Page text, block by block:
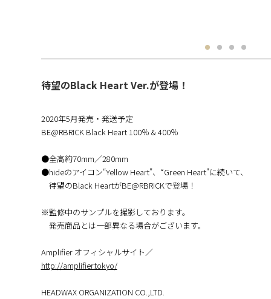
待望のBlack Heart Ver.が登場！
2020年5月発売・発送予定
BE@RBRICK Black Heart 100％ & 400％
●全高約70mm／280mm
●hideのアイコン“Yellow Heart"、“Green Heart"に続いて、
待望のBlack HeartがBE@RBRICKで登場！
※監修中のサンプルを撮影しております。
発売商品とは一部異なる場合がございます。
Amplifier オフィシャルサイト／
http://amplifier.tokyo/
HEADWAX ORGANIZATION CO.,LTD.